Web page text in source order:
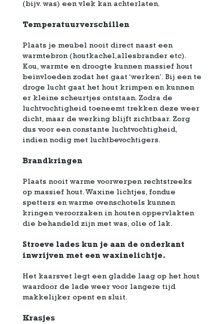
(bijv. was) een vlek kan achterlaten.
Temperatuurverschillen
Plaats je meubel nooit direct naast een
warmtebron (houtkachel,allesbrander etc).
Kou, warmte en droogte kunnen massief hout
beïnvloeden zodat het gaat ‘werken’. Bij een te
droge lucht gaat het hout krimpen en kunnen
er kleine scheurtjes ontstaan. Zodra de
luchtvochtigheid toeneemt trekken deze weer
dicht, maar de werking blijft zichtbaar. Zorg
dus voor een constante luchtvochtigheid,
indien nodig met luchtbevochtigers.
Brandkringen
Plaats nooit warme voorwerpen rechtstreeks
op massief hout. Waxine lichtjes, fondue
spetters en warme ovenschotels kunnen
kringen veroorzaken in houten oppervlakten
die behandeld zijn met was, olie of lak.
Stroeve lades kun je aan de onderkant
inwrijven met een waxinelichtje.
Het kaarsvet legt een gladde laag op het hout
waardoor de lade weer voor langere tijd
makkelijker opent en sluit.
Krasjes